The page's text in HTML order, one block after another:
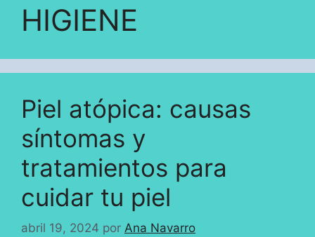
HIGIENE
Piel atópica: causas
síntomas y
tratamientos para
cuidar tu piel
abril 19, 2024 por Ana Navarro